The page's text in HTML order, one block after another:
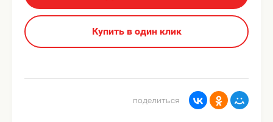
Купить в один клик
поделиться